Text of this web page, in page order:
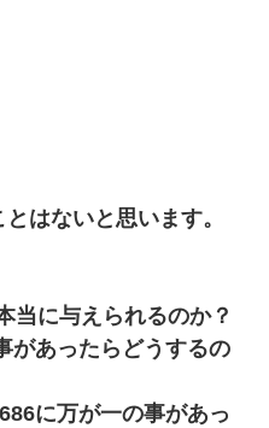
はないと思います。
当に与えられるのか？
があったらどうするの
に万が一の事があっ